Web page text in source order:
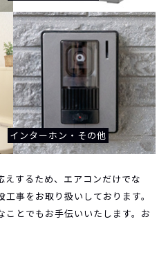
インターホン・その他
えするため、エアコンだけでな
事をお取り扱いしております。
ことでもお手伝いいたします。お